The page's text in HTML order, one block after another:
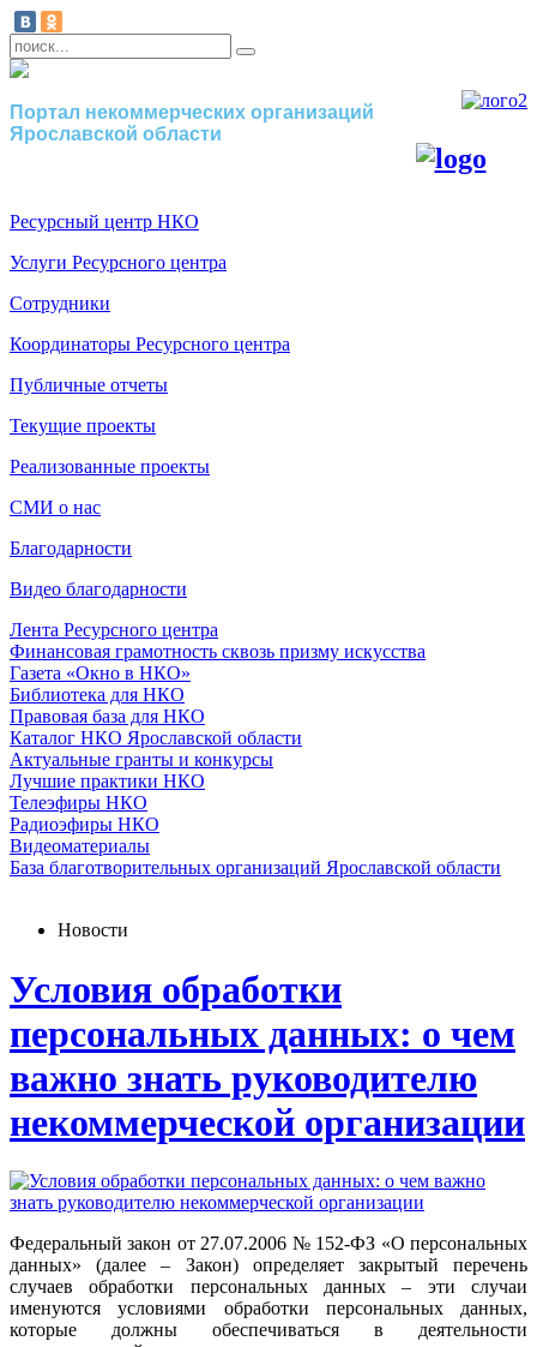
Портал некоммерческих организаций
Ярославской области
Ресурсный центр НКО
Услуги Ресурсного центра
Сотрудники
Координаторы Ресурсного центра
Публичные отчеты
Текущие проекты
Реализованные проекты
СМИ о нас
Благодарности
Видео благодарности
Лента Ресурсного центра
Финансовая грамотность сквозь призму искусства
Газета «Окно в НКО»
Библиотека для НКО
Правовая база для НКО
Каталог НКО Ярославской области
Актуальные гранты и конкурсы
Лучшие практики НКО
Телеэфиры НКО
Радиоэфиры НКО
Видеоматериалы
База благотворительных организаций Ярославской области
Новости
Условия обработки
персональных данных: о чем
важно знать руководителю
некоммерческой организации
Федеральный закон от 27.07.2006 № 152-ФЗ «О персональных
данных» (далее – Закон) определяет закрытый перечень
случаев обработки персональных данных – эти случаи
именуются условиями обработки персональных данных,
которые должны обеспечиваться в деятельности